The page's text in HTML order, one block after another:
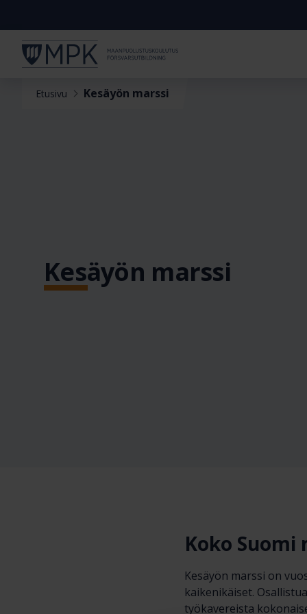
Etusivu Kesäyön marssi
Kesäyön marssi
Koko Suomi
Kesäyön marssi on
kaikenikäiset.
työkavereista